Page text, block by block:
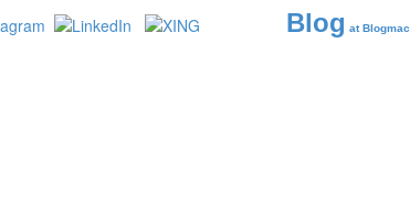
Blog at Blogmac